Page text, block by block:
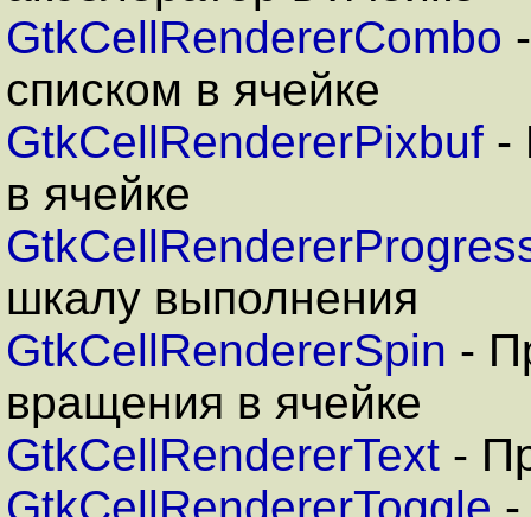
GtkCellRendererCombo
списком в ячейке
GtkCellRendererPixbuf -
в ячейке
шкалу выполнения
GtkCellRendererSpin -
вращения в ячейке
GtkCellRendererText -